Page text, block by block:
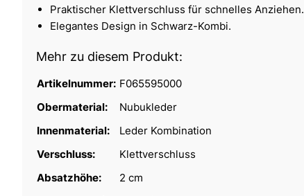
Praktischer Klettverschluss für schnelles Anziehen.
Elegantes Design in Schwarz-Kombi.
Mehr zu diesem Produkt:
Artikelnummer: F065595000
Obermaterial:
Nubukleder
Innenmaterial:
Leder Kombination
Verschluss:
Klettverschluss
Absatzhöhe:
2 cm